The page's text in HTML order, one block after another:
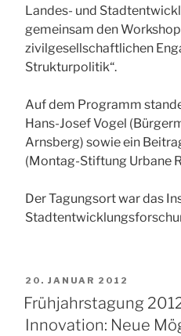
Landes- und
gemeinsam den
zivilgesellschaftlichen
Strukturpolitik“.
Auf dem Programm
Hans-Josef Vogel
Arnsberg) sowie ein
(Montag-Stiftung Urbane
Der Tagungsort war das
VERÖFFENTLICHT
AM
20. JANUAR 2012
Frühjahrstagung
Innovation: Neue